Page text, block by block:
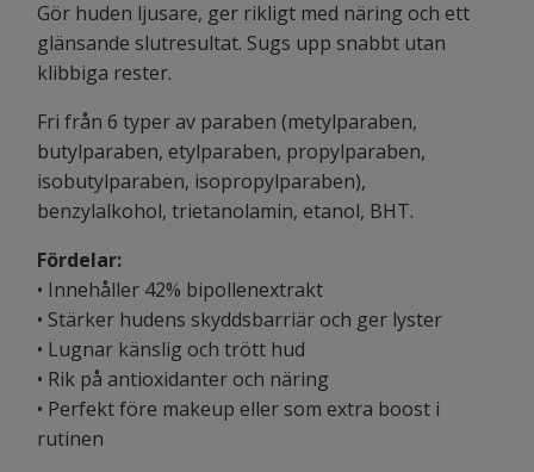
Gör huden ljusare, ger rikligt med näring och ett
glänsande slutresultat. Sugs upp snabbt utan
klibbiga rester.
Fri från 6 typer av paraben (metylparaben,
butylparaben, etylparaben, propylparaben,
isobutylparaben, isopropylparaben),
benzylalkohol, trietanolamin, etanol, BHT.
Fördelar:
• Innehåller 42% bipollenextrakt
• Stärker hudens skyddsbarriär och ger lyster
• Lugnar känslig och trött hud
• Rik på antioxidanter och näring
• Perfekt före makeup eller som extra boost i
rutinen